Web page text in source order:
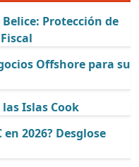
Protección de
Offshore para su
Islas Cook
2026? Desglose